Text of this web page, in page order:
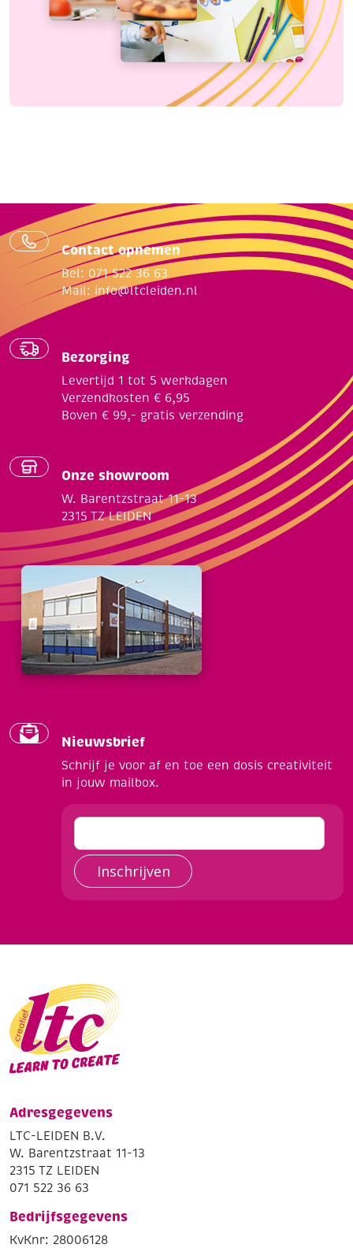
Contact opnemen
Bel: 071 522 36 63
Mail: info@ltcleiden.nl
Bezorging
Levertijd 1 tot 5 werkdagen
Verzendkosten € 6,95
Boven € 99,- gratis verzending
Onze showroom
W. Barentzstraat 11-13
2315 TZ LEIDEN
Nieuwsbrief
Schrijf je voor af en toe een dosis creativiteit
in jouw mailbox.
Inschrijven
Adresgegevens
LTC-LEIDEN B.V.
W. Barentzstraat 11-13
2315 TZ LEIDEN
071 522 36 63
Bedrijfsgegevens
KvKnr: 28006128